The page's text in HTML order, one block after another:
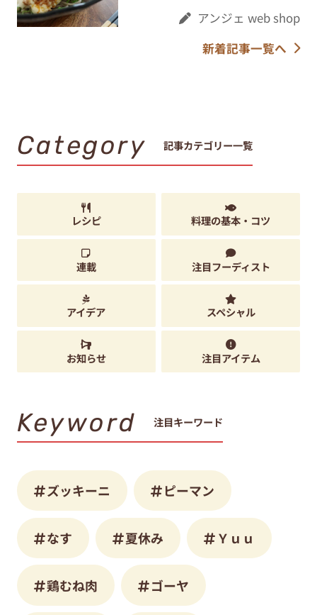
アンジェ web shop
新着記事一覧へ
Category 記事カテゴリー一覧
レシピ 料理の基本・コツ
連載 注目フーディスト
アイデア スペシャル
お知らせ 注目アイテム
Keyword 注目キーワード
ズッキーニ ピーマン
なす 夏休み Ｙｕｕ
鶏むね肉 ゴーヤ